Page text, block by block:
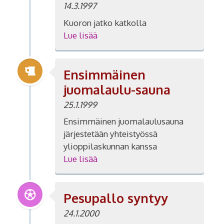
14.3.1997
Kuoron jatko katkolla
Lue lisää
Ensimmäinen
juomalaulu-sauna
25.1.1999
Ensimmäinen juomalaulusauna
järjestetään yhteistyössä
ylioppilaskunnan kanssa
Lue lisää
Pesupallo syntyy
24.1.2000